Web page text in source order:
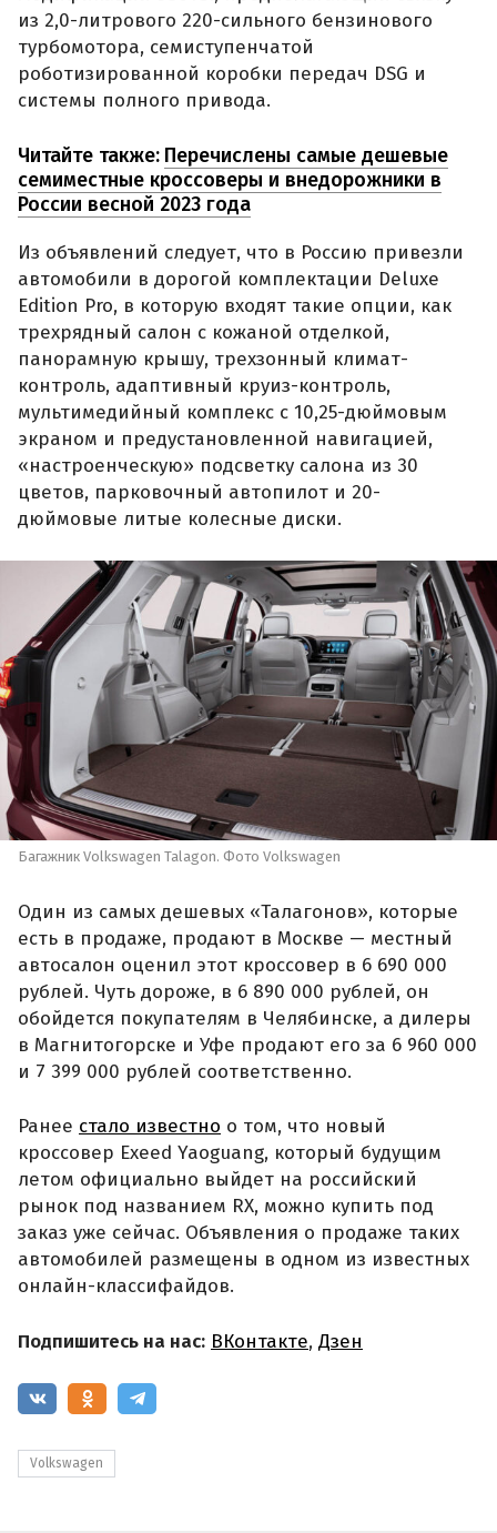
из 2,0-литрового 220-сильного бензинового
турбомотора, семиступенчатой
роботизированной коробки передач DSG и
системы полного привода.
Читайте также: Перечислены самые дешевые
семиместные кроссоверы и внедорожники в
России весной 2023 года
Из объявлений следует, что в Россию привезли
автомобили в дорогой комплектации Deluxe
Edition Pro, в которую входят такие опции, как
трехрядный салон с кожаной отделкой,
панорамную крышу, трехзонный климат-
контроль, адаптивный круиз-контроль,
мультимедийный комплекс с 10,25-дюймовым
экраном и предустановленной навигацией,
«настроенческую» подсветку салона из 30
цветов, парковочный автопилот и 20-
дюймовые литые колесные диски.
Багажник Volkswagen Talagon. Фото Volkswagen
Один из самых дешевых «Талагонов», которые
есть в продаже, продают в Москве — местный
автосалон оценил этот кроссовер в 6 690 000
рублей. Чуть дороже, в 6 890 000 рублей, он
обойдется покупателям в Челябинске, а дилеры
в Магнитогорске и Уфе продают его за 6 960 000
и 7 399 000 рублей соответственно.
Ранее стало известно о том, что новый
кроссовер Exeed Yaoguang, который будущим
летом официально выйдет на российский
рынок под названием RX, можно купить под
заказ уже сейчас. Объявления о продаже таких
автомобилей размещены в одном из известных
онлайн-классифайдов.
Подпишитесь на нас: ВКонтакте, Дзен
Volkswagen